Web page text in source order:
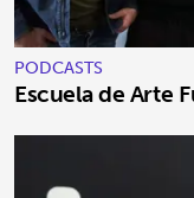
PODCASTS
Escuela de Arte